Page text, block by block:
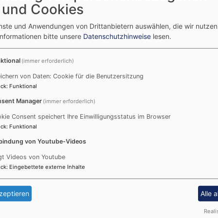
in ihren Eigentumsfächern – mit Foto -, die an jedem
integrierten Glasgalerien laden die Kinder zum
Arbeiten in Kleingruppen und für spezielle Förderungen
der auch während der Freispielzeit von den
nur leckere Getränke zubereitet, sondern es wird auch
Mittagskinder hier ihre Mahlzeit ein.
der Eingangstüre liegt, kann man jederzeit sehen, wer
genutzt, ebenso wie für Elterngespräche.
wir auch über zwei gut sortierte Materialzimmer.
Cookies
und Anwendungen von Drittanbietern auswählen, die wir
bitte unsere Datenschutzhinweise lesen.
(immer erforderlich)
von Daten: Cookie für die Benutzersitzung
: Funktional
Manager (immer erforderlich)
Consent speichert Ihre Einwilligungsstatus im Browser
: Funktional
von Youtube-Videos
Videos von Youtube
: Eingebettete externe Inhalte
Alle